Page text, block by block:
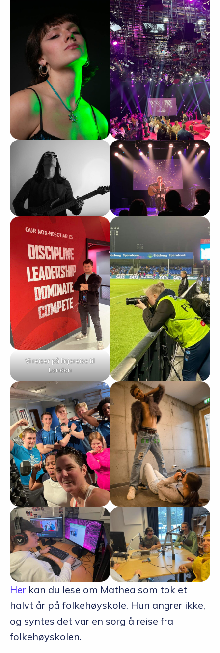
Vi reiser på linjereise til
London
Her kan du lese om Mathea som tok et
halvt år på folkehøyskole. Hun angrer ikke,
og syntes det var en sorg å reise fra
folkehøyskolen.